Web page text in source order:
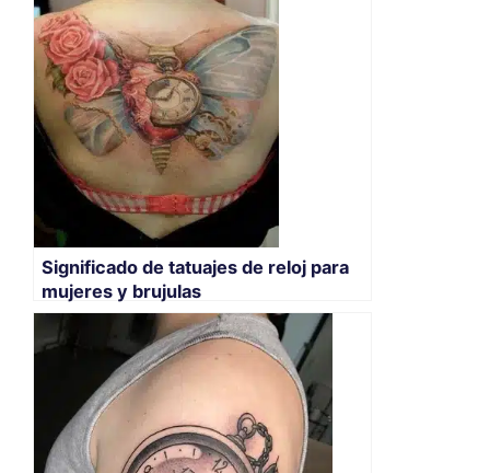
Significado de tatuajes de reloj para
mujeres y brujulas